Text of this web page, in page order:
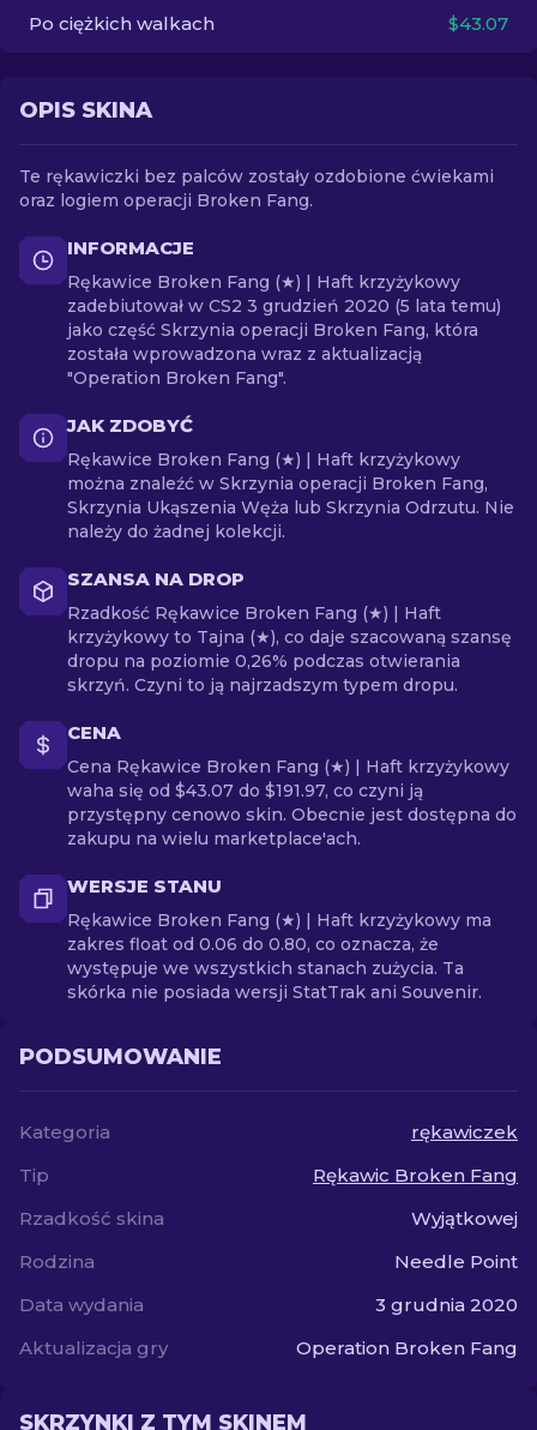
Po ciężkich walkach $43.07
OPIS SKINA
Te rękawiczki bez palców zostały ozdobione ćwiekami
oraz logiem operacji Broken Fang.
INFORMACJE
Rękawice Broken Fang (★) | Haft krzyżykowy
zadebiutował w CS2 3 grudzień 2020 (5 lata temu)
jako część Skrzynia operacji Broken Fang, która
została wprowadzona wraz z aktualizacją
"Operation Broken Fang".
JAK ZDOBYĆ
Rękawice Broken Fang (★) | Haft krzyżykowy
można znaleźć w Skrzynia operacji Broken Fang,
Skrzynia Ukąszenia Węża lub Skrzynia Odrzutu. Nie
należy do żadnej kolekcji.
SZANSA NA DROP
Rzadkość Rękawice Broken Fang (★) | Haft
krzyżykowy to Tajna (★), co daje szacowaną szansę
dropu na poziomie 0,26% podczas otwierania
skrzyń. Czyni to ją najrzadszym typem dropu.
CENA
Cena Rękawice Broken Fang (★) | Haft krzyżykowy
waha się od $43.07 do $191.97, co czyni ją
przystępny cenowo skin. Obecnie jest dostępna do
zakupu na wielu marketplace'ach.
WERSJE STANU
Rękawice Broken Fang (★) | Haft krzyżykowy ma
zakres float od 0.06 do 0.80, co oznacza, że
występuje we wszystkich stanach zużycia. Ta
skórka nie posiada wersji StatTrak ani Souvenir.
PODSUMOWANIE
Kategoria
rękawiczek
Tip
Rękawic Broken Fang
Rzadkość skina
Wyjątkowej
Rodzina
Needle Point
Data wydania
3 grudnia 2020
Aktualizacja gry
Operation Broken Fang
SKRZYNKI Z TYM SKINEM